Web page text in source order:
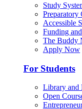
Study
Preparatory
Accessible
Funding
The Buddy
Apply Now
For Students
Library and
Open